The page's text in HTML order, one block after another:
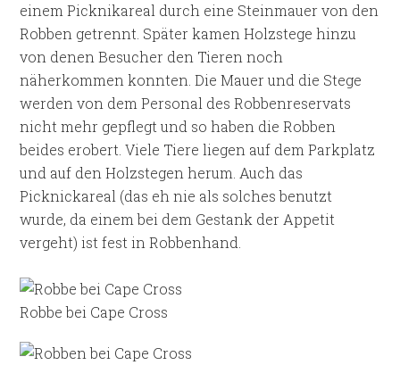
einem Picknikareal durch eine Steinmauer von den
Robben getrennt. Später kamen Holzstege hinzu
von denen Besucher den Tieren noch
näherkommen konnten. Die Mauer und die Stege
werden von dem Personal des Robbenreservats
nicht mehr gepflegt und so haben die Robben
beides erobert. Viele Tiere liegen auf dem Parkplatz
und auf den Holzstegen herum. Auch das
Picknickareal (das eh nie als solches benutzt
wurde, da einem bei dem Gestank der Appetit
vergeht) ist fest in Robbenhand.
Robbe bei Cape Cross